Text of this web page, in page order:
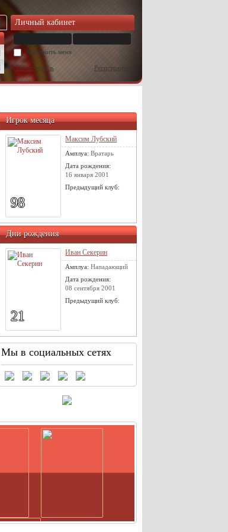
Личный кабинет
Запомнить меня
Забыл пароль Регистрация
Игрок месяца
98
Максим Лубский
Амплуа:Вратарь
Дата рождения:
16 января 2001
Предыдущий клуб:
Дни рождения
21
Иван Секерин
Амплуа:Нападающий
Дата рождения:
08 сентября 2001
Предыдущий клуб:
Мы в социальных сетях